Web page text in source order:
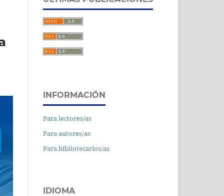
INFORMACIÓN
Para lectores/as
Para autores/as
Para bibliotecarios/as
IDIOMA